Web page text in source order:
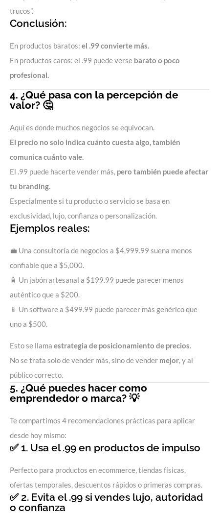
trucos”.
Conclusión:
En productos baratos: el .99 convierte más.
En productos caros: el .99 puede verse barato o poco
profesional.
4. ¿Qué pasa con la percepción de
valor? 🤔
Aquí es donde muchos negocios se equivocan.
El precio no solo indica cuánto cuesta algo, también
comunica cuánto vale.
El .99 puede hacerte vender más, pero también puede afectar
tu branding.
Especialmente si tu producto o servicio se basa en
exclusividad, lujo, confianza o personalización.
Ejemplos reales:
💼 Una consultoría de negocios a $4,999.99 suena menos
confiable que a $5,000.
🧴 Un jabón artesanal a $199.99 puede parecer menos
auténtico que a $200.
📱 Un software a $499.99 puede parecer más genérico que
uno a $500.
Esto se llama estrategia de posicionamiento de precios.
No se trata solo de vender más, sino de vender mejor, y al
público correcto.
5. ¿Qué puedes hacer como
emprendedor o marca? 💡
Te compartimos 4 recomendaciones prácticas para aplicar
desde hoy mismo:
✅ 1. Usa el .99 en productos de impulso
Perfecto para productos en ecommerce, tiendas físicas,
ofertas temporales, descuentos rápidos o primeras compras.
✅ 2. Evita el .99 si vendes lujo, autoridad
o confianza